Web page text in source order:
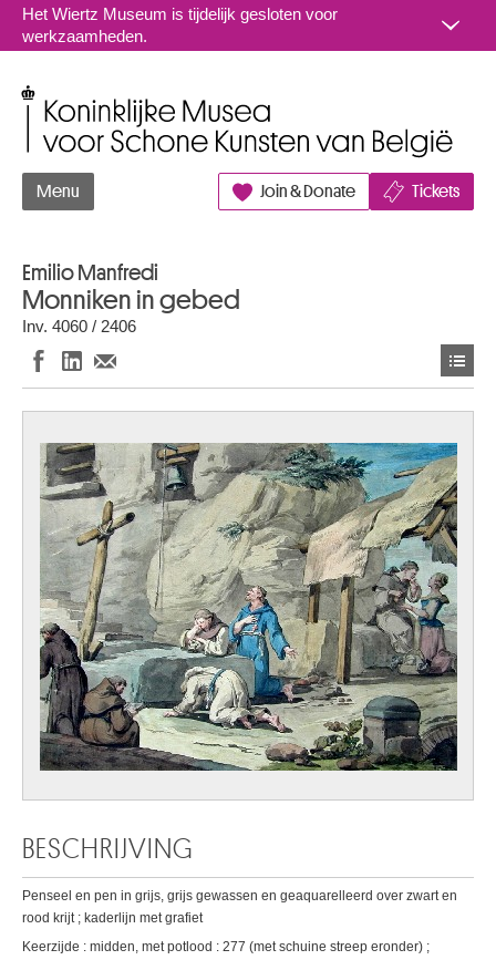
Naar inhoud
Het Wiertz Museum is tijdelijk gesloten voor
werkzaamheden.
Menu Join & Donate Tickets
Emilio Manfredi
Monniken in gebed
Inv. 4060 / 2406
BESCHRIJVING
Penseel en pen in grijs, grijs gewassen en geaquarelleerd over zwart en
rood krijt ; kaderlijn met grafiet
Keerzijde : midden, met potlood : 277 (met schuine streep eronder) ;